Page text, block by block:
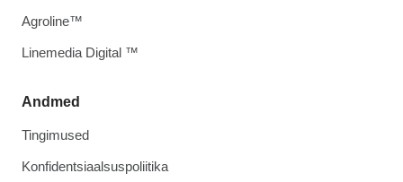
Andmed
Tingimused
Konfidentsiaalsuspoliitika
Agroline™
Linemedia Digital ™